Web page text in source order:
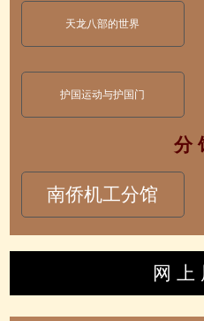
天龙八部的世界
护国运动与护国门
分
南侨机工分馆
网 上